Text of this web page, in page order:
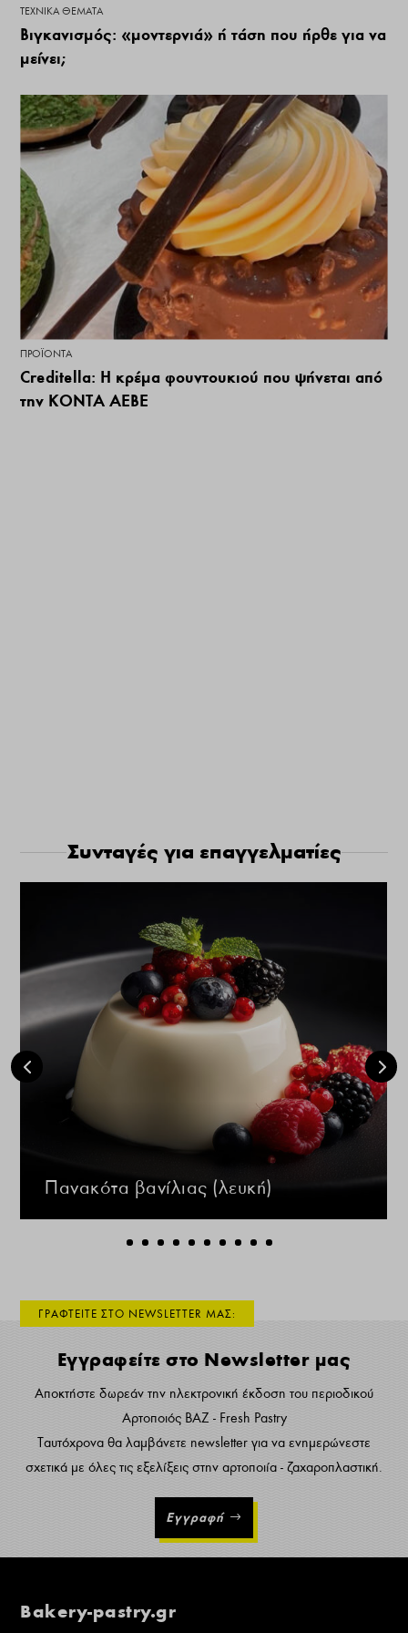
ΤΕΧΝΙΚΆ ΘΈΜΑΤΑ
Βιγκανισμός: «μοντερνιά» ή τάση που ήρθε για να
μείνει;
ΠΡΟΪΌΝΤΑ
Creditella: Η κρέμα φουντουκιού που ψήνεται από
την ΚΟΝΤΑ ΑΕΒΕ
Συνταγές για επαγγελματίες
Πανακότα βανίλιας (λευκή)
ΓΡΑΦΤΕΙΤΕ ΣΤΟ NEWSLETTER ΜΑΣ:
Εγγραφείτε στο Newsletter μας
Αποκτήστε δωρεάν την ηλεκτρονική έκδοση του περιοδικού
Αρτοποιός ΒΑΖ - Fresh Pastry
Ταυτόχρονα θα λαμβάνετε newsletter για να ενημερώνεστε
σχετικά με όλες τις εξελίξεις στην αρτοποιία - ζαχαροπλαστική.
Εγγραφή
Bakery-pastry.gr